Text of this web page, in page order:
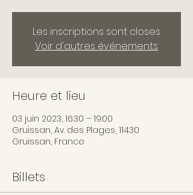
Les inscriptions sont closes
Voir d'autres événements
Heure et lieu
03 juin 2023, 16:30 – 19:00
Gruissan, Av. des Plages, 11430
Gruissan, France
Billets